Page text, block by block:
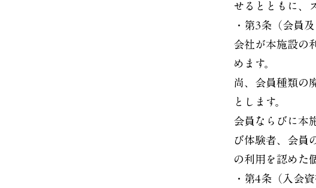
せるとともに、
・第3条（会員
会社が本施設の
めます。
尚、会員種類の
とします。
会員ならびに本
び体験者、会員
の利用を認めた
・第4条（入会資